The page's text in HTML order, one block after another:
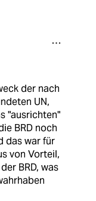
der nach
UN,
"ausrichten"
BRD noch
das war für
von Vorteil,
BRD, was